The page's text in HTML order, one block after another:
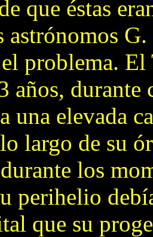
que éstas
astrónomos
problema.
años, durante
una elevada
largo de su
durante los
perihelio
que su